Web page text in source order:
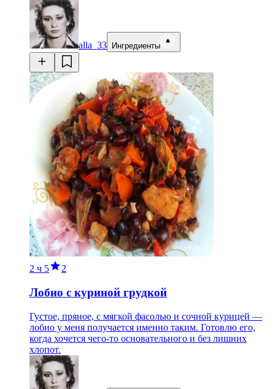
alla_33 Ингредиенты
2 ч 5 2
Лобио с куриной грудкой
Густое, пряное, с мягкой фасолью и сочной курицей —
лобио у меня получается именно таким. Готовлю его,
когда хочется чего-то основательного и без лишних
хлопот.